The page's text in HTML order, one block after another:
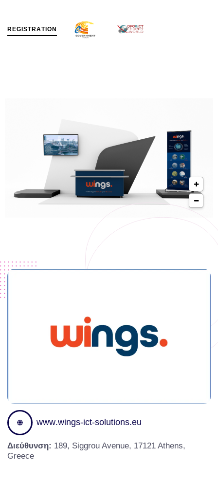
REGISTRATION
www.wings-ict-so utions.eu
Διεύθυνση: 189, Siggrou Avenue, 17121 Athens,
Greece